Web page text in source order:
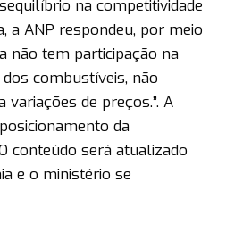
na competitividade
a ANP respondeu, por meio
não tem participação na
combustíveis, não
de preços.”. A
da
conteúdo será atualizado
e o ministério se